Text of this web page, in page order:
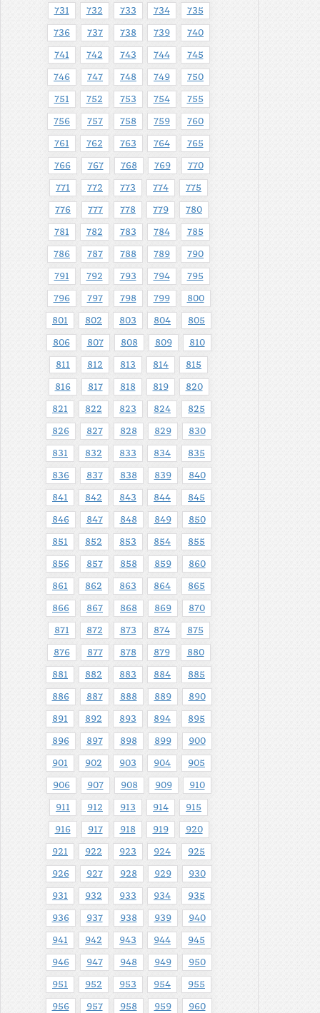
731 732 733 734 735
736 737 738 739 740
741 742 743 744 745
746 747 748 749 750
751 752 753 754 755
756 757 758 759 760
761 762 763 764 765
766 767 768 769 770
771 772 773 774 775
776 777 778 779 780
781 782 783 784 785
786 787 788 789 790
791 792 793 794 795
796 797 798 799 800
801 802 803 804 805
806 807 808 809 810
811 812 813 814 815
816 817 818 819 820
821 822 823 824 825
826 827 828 829 830
831 832 833 834 835
836 837 838 839 840
841 842 843 844 845
846 847 848 849 850
851 852 853 854 855
856 857 858 859 860
861 862 863 864 865
866 867 868 869 870
871 872 873 874 875
876 877 878 879 880
881 882 883 884 885
886 887 888 889 890
891 892 893 894 895
896 897 898 899 900
901 902 903 904 905
906 907 908 909 910
911 912 913 914 915
916 917 918 919 920
921 922 923 924 925
926 927 928 929 930
931 932 933 934 935
936 937 938 939 940
941 942 943 944 945
946 947 948 949 950
951 952 953 954 955
956 957 958 959 960